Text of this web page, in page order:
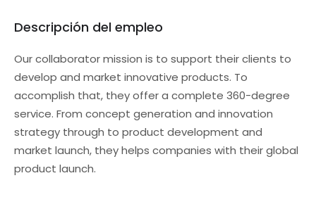
Descripción del empleo
Our collaborator mission is to support their clients to
develop and market innovative products. To
accomplish that, they offer a complete 360-degree
service. From concept generation and innovation
strategy through to product development and
market launch, they helps companies with their global
product launch.